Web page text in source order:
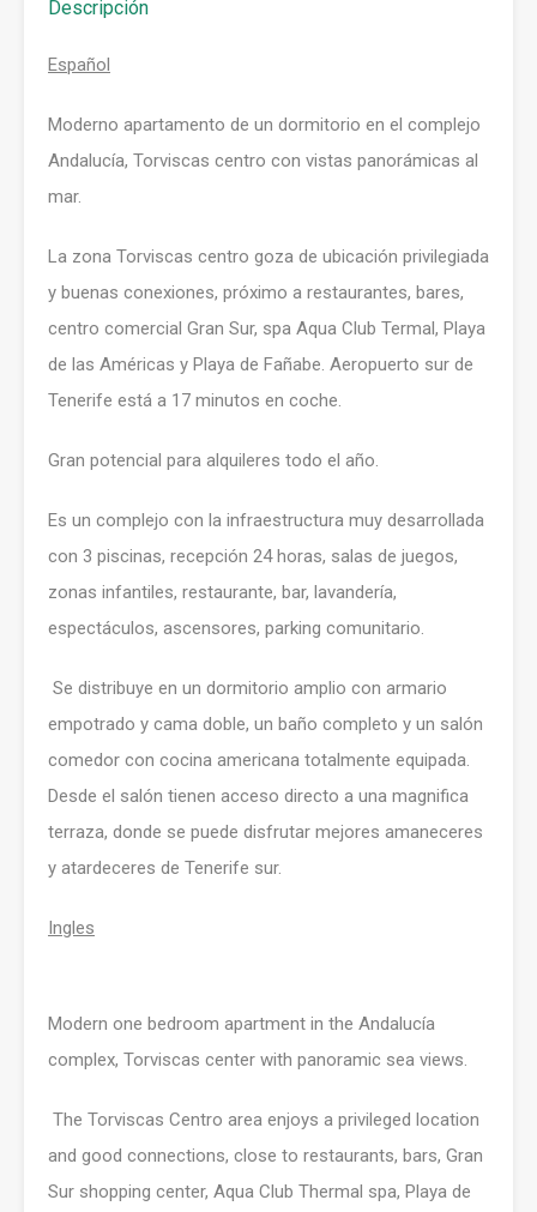
Descripción
Español
Moderno apartamento de un dormitorio en el complejo
Andalucía, Torviscas centro con vistas panorámicas al
mar.
La zona Torviscas centro goza de ubicación privilegiada
y buenas conexiones, próximo a restaurantes, bares,
centro comercial Gran Sur, spa Aqua Club Termal, Playa
de las Américas y Playa de Fañabe. Aeropuerto sur de
Tenerife está a 17 minutos en coche.
Gran potencial para alquileres todo el año.
Es un complejo con la infraestructura muy desarrollada
con 3 piscinas, recepción 24 horas, salas de juegos,
zonas infantiles, restaurante, bar, lavandería,
espectáculos, ascensores, parking comunitario.
Se distribuye en un dormitorio amplio con armario
empotrado y cama doble, un baño completo y un salón
comedor con cocina americana totalmente equipada.
Desde el salón tienen acceso directo a una magnifica
terraza, donde se puede disfrutar mejores amaneceres
y atardeceres de Tenerife sur.
Ingles
Modern one bedroom apartment in the Andalucía
complex, Torviscas center with panoramic sea views.
The Torviscas Centro area enjoys a privileged location
and good connections, close to restaurants, bars, Gran
Sur shopping center, Aqua Club Thermal spa, Playa de